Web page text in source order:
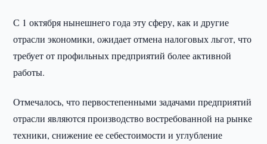
С 1 октября нынешнего года эту сферу, как и другие
отрасли экономики, ожидает отмена налоговых льгот, что
требует от профильных предприятий более активной
работы.
Отмечалось, что первостепенными задачами предприятий
отрасли являются производство востребованной на рынке
техники, снижение ее себестоимости и углубление